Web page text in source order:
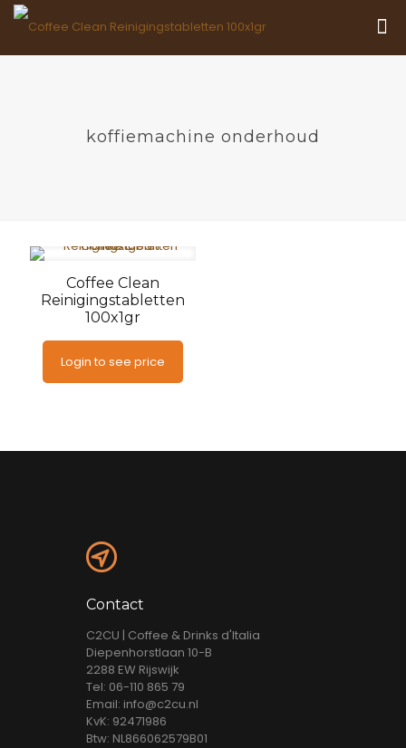
koffiemachine onderhoud
Coffee Clean
Reinigingstabletten
100x1gr
Login to see price
Contact
C2CU | Coffee & Drinks d'Italia
Diepenhorstlaan 10-B
2288 EW Rijswijk
Tel: 06-110 865 79
Email: info@c2cu.nl
KvK: 92471986
Btw: NL866062579B01